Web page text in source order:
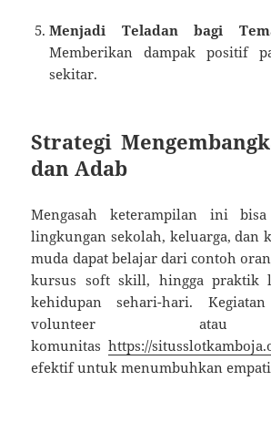
Menjadi Teladan bagi
Memberikan dampak positif
sekitar.
Strategi
dan Adab
Mengasah keterampilan ini
lingkungan sekolah, keluarga, dan
muda dapat belajar dari contoh
kursus soft skill, hingga praktik
kehidupan sehari-hari.
volunteer atau
komunitashttps://
efektif untuk menumbuhkan